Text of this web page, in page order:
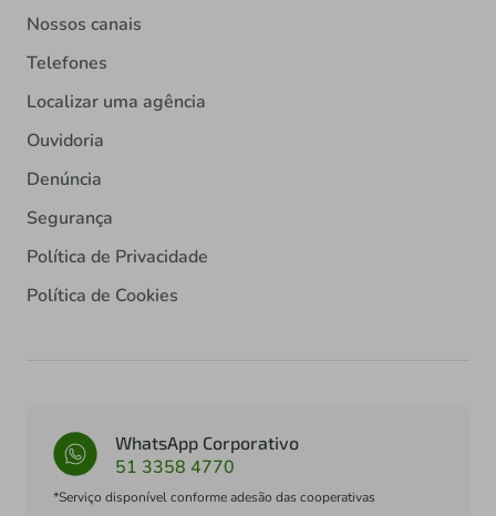
Nossos canais
Telefones
Localizar uma agência
Ouvidoria
Denúncia
Segurança
Política de Privacidade
Política de Cookies
WhatsApp Corporativo
51 3358 4770
*Serviço disponível conforme adesão das cooperativas